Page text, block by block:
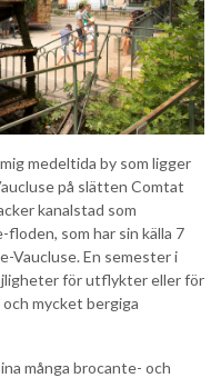
medeltida by som ligger
på slätten Comtat
kanalstad som
floden, som har sin källa 7
Vaucluse. En semester i
för utflykter eller för
mycket bergiga
många brocante- och